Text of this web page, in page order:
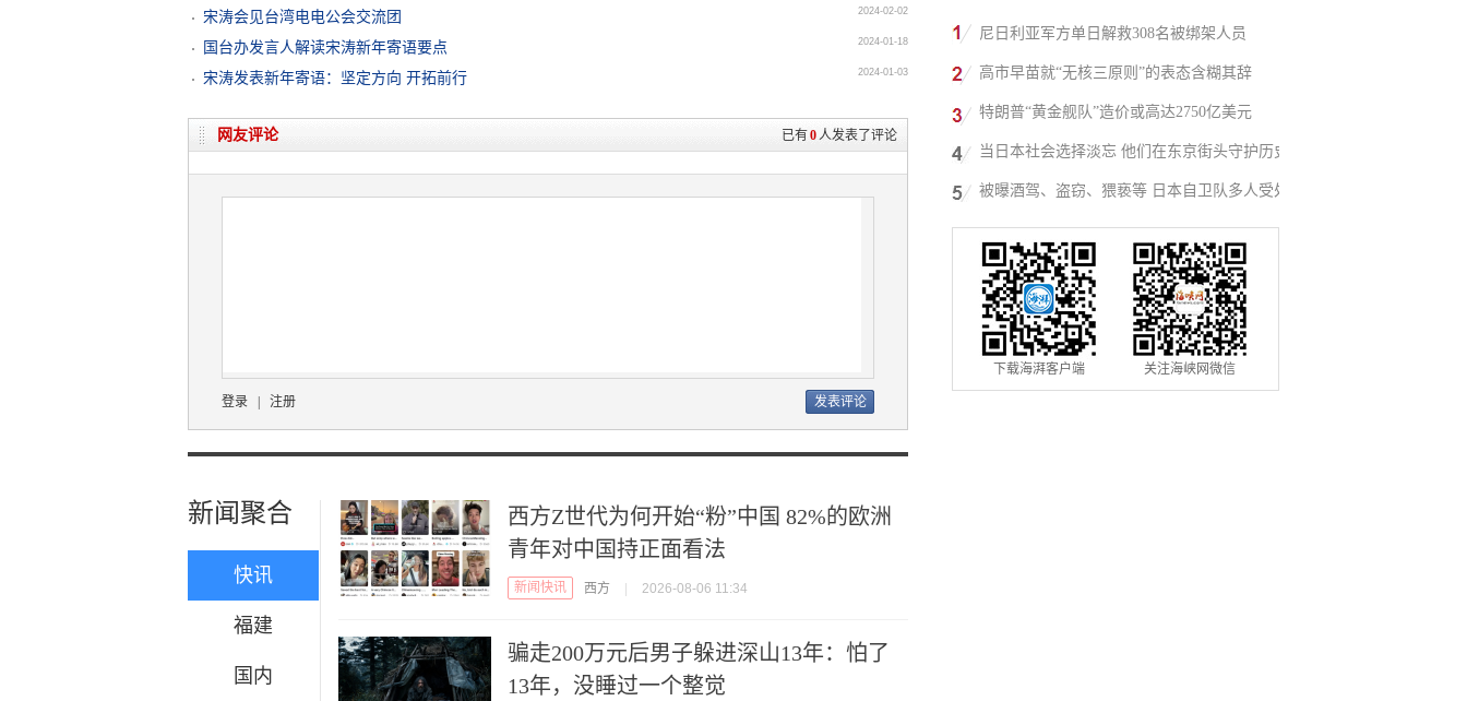
宋涛会见台湾电电公会交流团
2024-02-02
国台办发言人解读宋涛新年寄语要点 2024-01-18
宋涛发表新年寄语：坚定方向 开拓前行 2024-01-03
已有0 人发表了评论
网友评论
登录 | 注册
新闻聚合
快讯
福建
国内
西方Z世代为何开始“粉”中国 82%的欧洲
青年对中国持正面看法
新闻快讯 西方 | 2026-08-06 11:34
骗走200万元后男子躲进深山13年：怕了
13年，没睡过一个整觉
尼日利亚军方单日解救308名被绑架人员
高市早苗就“无核三原则”的表态含糊其辞
特朗普“黄金舰队”造价或高达2750亿美元
当日本社会选择淡忘 他们在东京街头守护历史
记忆
被曝酒驾、盗窃、猥亵等 日本自卫队多人受处
分
下载海湃客户端 关注海峡网微信